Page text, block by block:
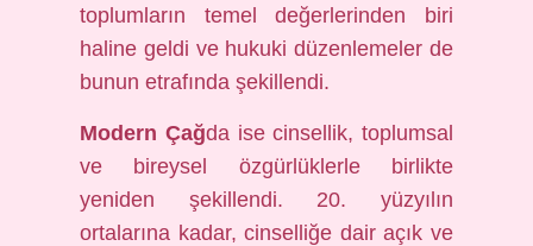
toplumların temel değerlerinden biri
haline geldi ve hukuki düzenlemeler de
bunun etrafında şekillendi.
Modern Çağda ise cinsellik, toplumsal
ve bireysel özgürlüklerle birlikte
yeniden şekillendi. 20. yüzyılın
ortalarına kadar, cinselliğe dair açık ve